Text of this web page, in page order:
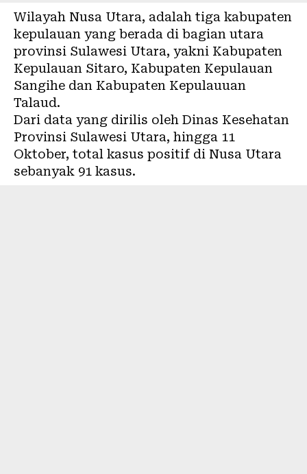
Wilayah Nusa Utara, adalah tiga kabupaten
kepulauan yang berada di bagian utara
provinsi Sulawesi Utara, yakni Kabupaten
Kepulauan Sitaro, Kabupaten Kepulauan
Sangihe dan Kabupaten Kepulauuan
Talaud.
Dari data yang dirilis oleh Dinas Kesehatan
Provinsi Sulawesi Utara, hingga 11
Oktober, total kasus positif di Nusa Utara
sebanyak 91 kasus.